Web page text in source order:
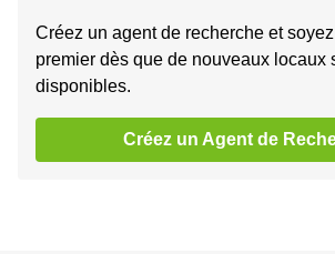
Créez un agent de recherche et
premier dès que de nouveaux locaux
disponibles.
Créez un Agent de